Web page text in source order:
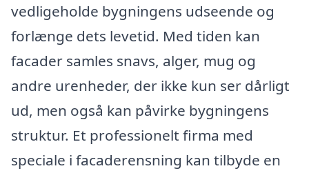
vedligeholde bygningens udseende og
forlænge dets levetid. Med tiden kan
facader samles snavs, alger, mug og
andre urenheder, der ikke kun ser dårligt
ud, men også kan påvirke bygningens
struktur. Et professionelt firma med
speciale i facaderensning kan tilbyde en